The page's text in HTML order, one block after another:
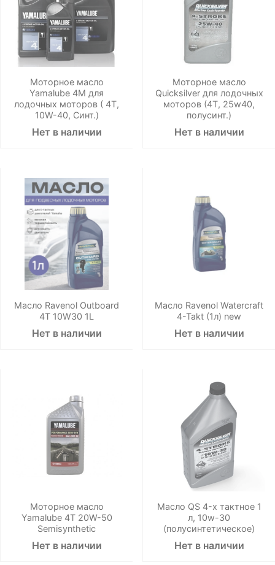
Моторное масло
Yamalube 4М для
лодочных моторов ( 4Т,
10W-40, Синт.)
Нет в наличии
Моторное масло
Quicksilver для лодочных
моторов (4Т, 25w40,
полусинт.)
Нет в наличии
Масло Ravenol Outboard
4T 10W30 1L
Нет в наличии
Масло Ravenol Watercraft
4-Takt (1л) new
Нет в наличии
Моторное масло
Yamalube 4T 20W-50
Semisynthetic
Нет в наличии
Масло QS 4-х тактное 1
л, 10w-30
(полусинтетическое)
Нет в наличии